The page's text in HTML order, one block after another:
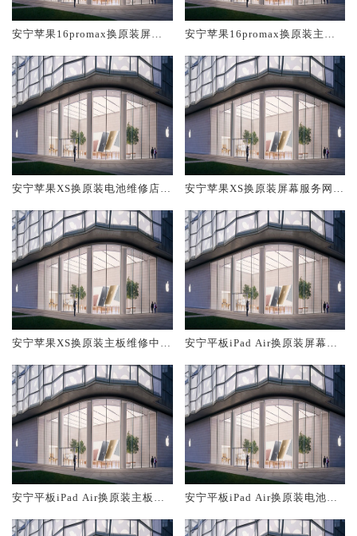
安宁苹果16promax换原装屏幕
安宁苹果16promax换原装主板
安宁苹果XS换原装电池维修店大
安宁苹果XS换原装屏幕服务网点
安宁苹果XS换原装主板维修中心
安宁平板iPad Air换原装屏幕服
安宁平板iPad Air换原装主板维
安宁平板iPad Air换原装电池维